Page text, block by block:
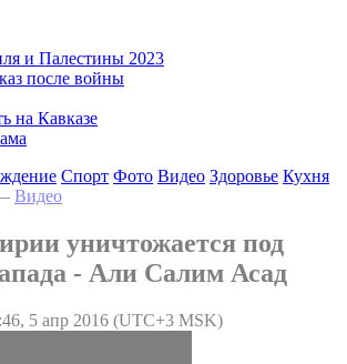
и Палестины 2023
после войны
на Кавказе
Спорт Фото Видео Здоровье Кухня
Видео
уничтожается под
- Али Салим Асад
5 апр 2016 (UTC+3 MSK)